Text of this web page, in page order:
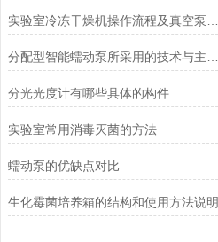
分光光度计有哪些具体的构件
实验室常用消毒灭菌的方法
蠕动泵的优缺点对比
生化霉菌培养箱的结构和使用方法说明